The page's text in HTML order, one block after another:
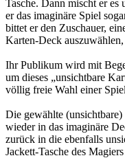
Tasche. Dann mischt er es
er das imaginäre Spiel
bittet er den Zuschauer,
Karten-Deck
Ihr Publikum wird mit
um dieses „unsichtbare
völlig freie Wahl einer
Die gewählte
wieder in das imaginäre
zurück in die ebenfalls
Jackett-Tasche des